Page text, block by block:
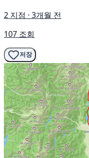
2 지점 · 3개월 전
107 조회
저장